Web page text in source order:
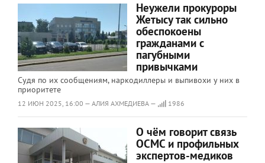
Неужели прокуроры
Жетысу так сильно
обеспокоены
гражданами с
пагубными
привычками
Судя по их сообщениям, наркодиллеры и выпивохи у них в
приоритете
12 ИЮН 2025, 16:00 — АЛИЯ АХМЕДИЕВА — 1986
О чём говорит связь
ОСМС и профильных
экспертов-медиков